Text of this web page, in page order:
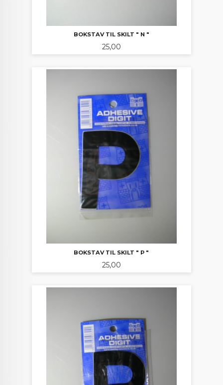
BOKSTAV TIL SKILT " N "
Pris
25,00
BOKSTAV TIL SKILT " P "
Pris
25,00